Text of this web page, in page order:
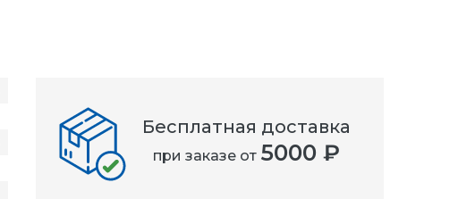
Бесплатная доставка
при заказе от 5000 ₽